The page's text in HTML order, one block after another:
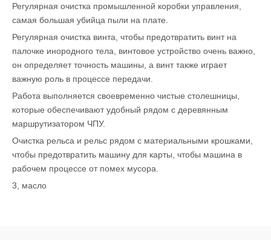
Регулярная очистка промышленной коробки управления,
самая большая убийца пыли на плате.
Регулярная очистка винта, чтобы предотвратить винт на
палочке инородного тела, винтовое устройство очень важно,
он определяет точность машины, а винт также играет
важную роль в процессе передачи.
Работа выполняется своевременно чистые столешницы,
которые обеспечивают удобный рядом с деревянным
маршрутизатором ЧПУ.
Очистка рельса и рельс рядом с материальными крошками,
чтобы предотвратить машину для карты, чтобы машина в
рабочем процессе от помех мусора.
3, масло